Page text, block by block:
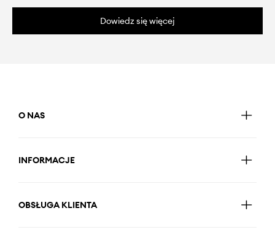
Dowiedz się więcej
O NAS
INFORMACJE
OBSŁUGA KLIENTA